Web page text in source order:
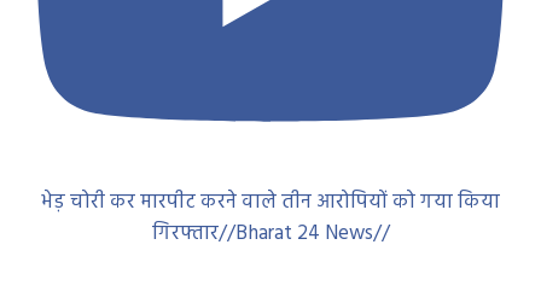
भेड़ चोरी कर मारपीट करने वाले तीन आरोपियों को गया किया
गिरफ्तार//Bharat 24 News//